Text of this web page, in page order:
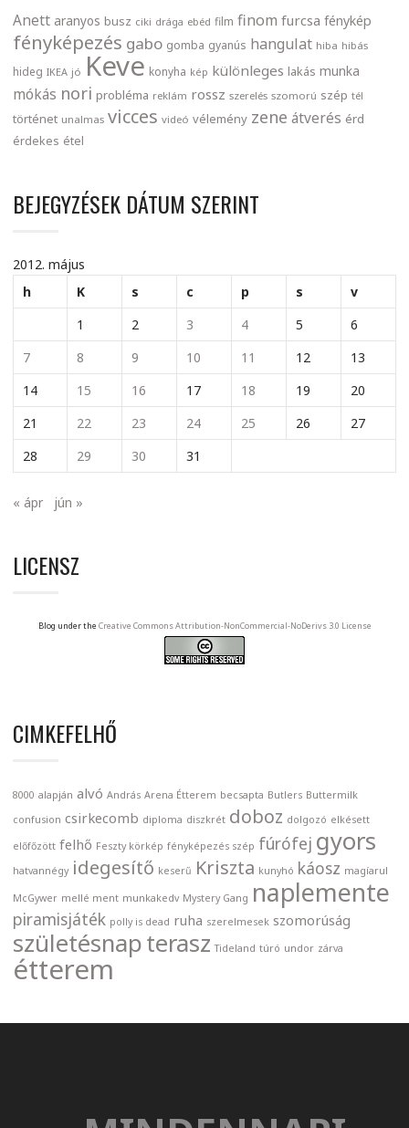
Anett aranyos busz ciki drága ebéd film finom furcsa fénykép
fényképezés gabo gomba gyanús hangulat hiba hibás
hideg IKEA jó Keve konyha kép különleges lakás munka
mókás nori probléma reklám rossz szerelés szomorú szép tél
történet unalmas vicces videó vélemény zene átverés érd
érdekes étel
BEJEGYZÉSEK DÁTUM SZERINT
2012. május
h
K s c p s
v
1
2 3 4 5
6
7
8 9 10 11 12
13
14
15 16 17 18 19
20
21
22 23 24 25 26
27
28
29 30 31
« ápr jún »
LICENSZ
Blog under the Creative Commons Attribution-NonCommercial-NoDerivs 3.0 License
CIMKEFELHŐ
8000 alapján alvó András Arena Étterem becsapta Butlers Buttermilk
confusion csirkecomb diploma diszkrét doboz dolgozó elkésett
előfőzött felhő Feszty körkép fényképezés szép fúrófej gyors
hatvannégy idegesítő keserű Kriszta kunyhó káosz magíarul
McGywer mellé ment munkakedv Mystery Gang naplemente
piramisjáték polly is dead ruha szerelmesek szomorúság
születésnapterasz Tideland túró undor zárva
étterem